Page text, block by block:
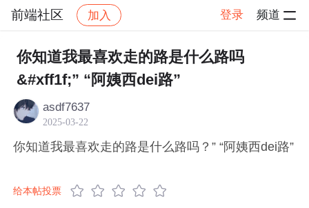
前端社区 加入 登录 频道
社区 前端社区 感慨 帖子详情
你知道我最喜欢走的路是什么路吗
&#xff1f;” “阿姨西dei路”
asdf7637
2025-03-22
你知道我最喜欢走的路是什么路吗？” “阿姨西dei路”
给本帖投票